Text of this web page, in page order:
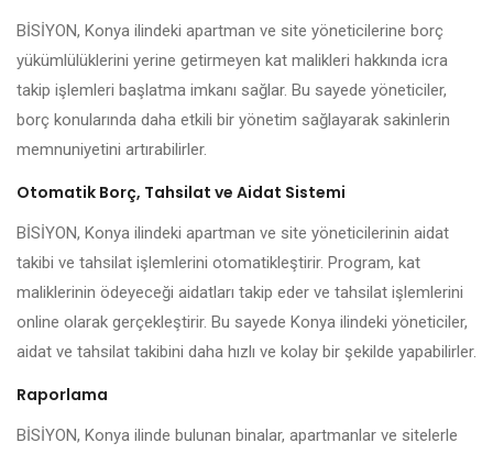
BİSİYON, Konya ilindeki apartman ve site yöneticilerine borç
yükümlülüklerini yerine getirmeyen kat malikleri hakkında icra
takip işlemleri başlatma imkanı sağlar. Bu sayede yöneticiler,
borç konularında daha etkili bir yönetim sağlayarak sakinlerin
memnuniyetini artırabilirler.
Otomatik Borç, Tahsilat ve Aidat Sistemi
BİSİYON, Konya ilindeki apartman ve site yöneticilerinin aidat
takibi ve tahsilat işlemlerini otomatikleştirir. Program, kat
maliklerinin ödeyeceği aidatları takip eder ve tahsilat işlemlerini
online olarak gerçekleştirir. Bu sayede Konya ilindeki yöneticiler,
aidat ve tahsilat takibini daha hızlı ve kolay bir şekilde yapabilirler.
Raporlama
BİSİYON, Konya ilinde bulunan binalar, apartmanlar ve sitelerle